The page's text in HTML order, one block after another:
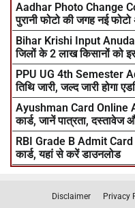
Aadhar Photo Change
पुरानी फोटो की जगह नई
Bihar Krishi Input
जिलों के 2 लाख किसानों को
PPU UG 4th Semester
तिथि जारी, जल्द जारी होगा
Ayushman Card Online
कार्ड, जानें पात्रता, दस्तावेज
RBI Grade B Admit
कार्ड, यहां से करें डाउनलोड
Disclaimer Privacy